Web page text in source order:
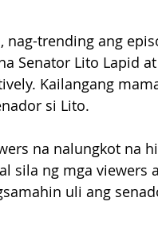
nag-trending ang
Senator Lito Lapid
Kailangang
si Lito.
na nalungkot na
sila ng mga viewers
uli ang